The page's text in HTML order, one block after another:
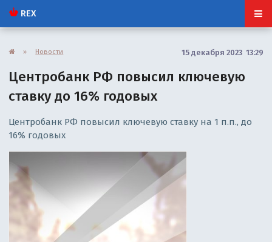
REX
» Новости 15 декабря 2023 13:29
Центробанк РФ повысил ключевую
ставку до 16% годовых
Центробанк РФ повысил ключевую ставку на 1 п.п., до
16% годовых